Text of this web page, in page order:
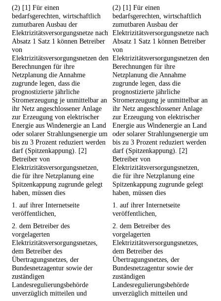
(2) [1] Für einen
bedarfsgerechten, wirtschaftlich
zumutbaren Ausbau der
Elektrizitätsversorgungsnetze nach
Absatz 1 Satz 1 können Betreiber
von
Elektrizitätsversorgungsnetzen den
Berechnungen für ihre
Netzplanung die Annahme
zugrunde legen, dass die
prognostizierte jährliche
Stromerzeugung je unmittelbar an
ihr Netz angeschlossener Anlage
zur Erzeugung von elektrischer
Energie aus Windenergie an Land
oder solarer Strahlungsenergie um
bis zu 3 Prozent reduziert werden
darf (Spitzenkappung). [2]
Betreiber von
Elektrizitätsversorgungsnetzen,
die für ihre Netzplanung eine
Spitzenkappung zugrunde gelegt
haben, müssen dies
(2) [1] Für einen
bedarfsgerechten, wirtschaftlich
zumutbaren Ausbau der
Elektrizitätsversorgungsnetze nach
Absatz 1 Satz 1 können Betreiber
von
Elektrizitätsversorgungsnetzen den
Berechnungen für ihre
Netzplanung die Annahme
zugrunde legen, dass die
prognostizierte jährliche
Stromerzeugung je unmittelbar an
ihr Netz angeschlossener Anlage
zur Erzeugung von elektrischer
Energie aus Windenergie an Land
oder solarer Strahlungsenergie um
bis zu 3 Prozent reduziert werden
darf (Spitzenkappung). [2]
Betreiber von
Elektrizitätsversorgungsnetzen,
die für ihre Netzplanung eine
Spitzenkappung zugrunde gelegt
haben, müssen dies
1. auf ihrer Internetseite
veröffentlichen,
1. auf ihrer Internetseite
veröffentlichen,
2. dem Betreiber des
vorgelagerten
Elektrizitätsversorgungsnetzes,
dem Betreiber des
Übertragungsnetzes, der
Bundesnetzagentur sowie der
zuständigen
Landesregulierungsbehörde
unverzüglich mitteilen und
2. dem Betreiber des
vorgelagerten
Elektrizitätsversorgungsnetzes,
dem Betreiber des
Übertragungsnetzes, der
Bundesnetzagentur sowie der
zuständigen
Landesregulierungsbehörde
unverzüglich mitteilen und